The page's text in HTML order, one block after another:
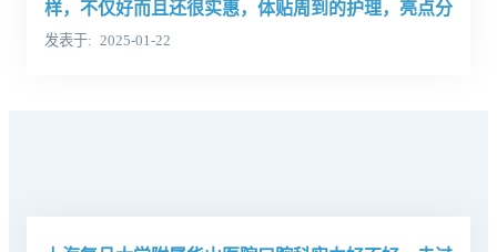
样，不仅好而且还很实惠，体贴周到的护理，亮点分
析医生学历
发表于 2025-01-22